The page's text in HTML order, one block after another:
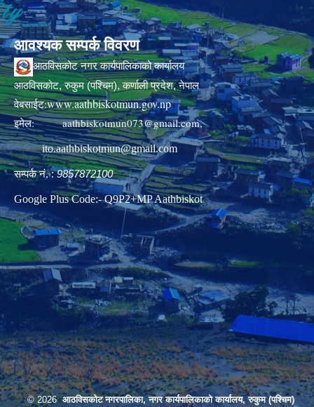
आवश्यक सम्पर्क विवरण
आठविसकोट नगर कार्यपालिकाको कार्यालय
आठविसकोट, रुकुम (पश्चिम), कर्णाली प्रदेश, नेपाल
वेबसाईट:www.aathbiskotmun.gov.np
इमेल:aathbiskotmun073@gmail.com,
ito.aathbiskotmun@gmail.com
सम्पर्क नं. :9857872100
Google Plus Code:- Q9P2+MP Aathbiskot
© 2026आठविसकोट नगरपालिका, नगर कार्यपालिकाको कार्यालय, रुकुम (पश्चिम)